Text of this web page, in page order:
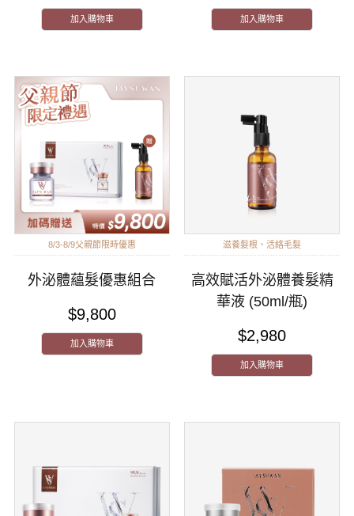
加入購物車 加入購物車
8/3-8/9父親節限時優惠
外泌體蘊髮優惠組合
$9,800
加入購物車
滋養髮根、活絡毛髮
高效賦活外泌體養髮精
華液 (50ml/瓶)
$2,980
加入購物車